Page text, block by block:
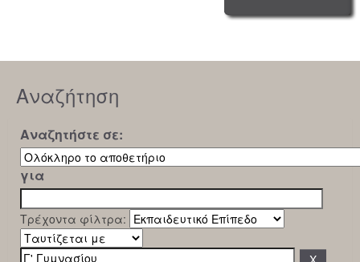
Αναζήτηση
Αναζητήστε σε:
για
Τρέχοντα φίλτρα: